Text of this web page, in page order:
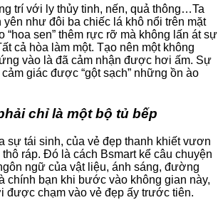
trí với ly thủy tinh, nến, quả thông…Ta
yên như đôi ba chiếc lá khô nổi trên mặt
“hoa sen” thêm rực rỡ mà không lấn át sự
cả hòa làm một. Tạo nên một không
vào là đã cảm nhận được hơi ấm. Sự
giác được “gột sạch” những ồn ào
chỉ là một bộ tủ bếp
sự tái sinh, của vẻ đẹp thanh khiết vươn
ráp. Đó là cách Bsmart kể câu chuyện
ngữ của vật liệu, ánh sáng, đường
chính bạn khi bước vào không gian này,
được chạm vào vẻ đẹp ấy trước tiên.